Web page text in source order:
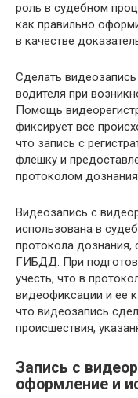
роль в судебном
как правильно
в качестве
Сделать
водителя при
Помощь
фиксирует все
что запись с
флешку и
протоколом
Видеозапись с
использована в
протокола дознания,
ГИБДД. При
учесть, что в
видеофиксации и ее
что видеозапись
происшествия,
Запись с
оформление и